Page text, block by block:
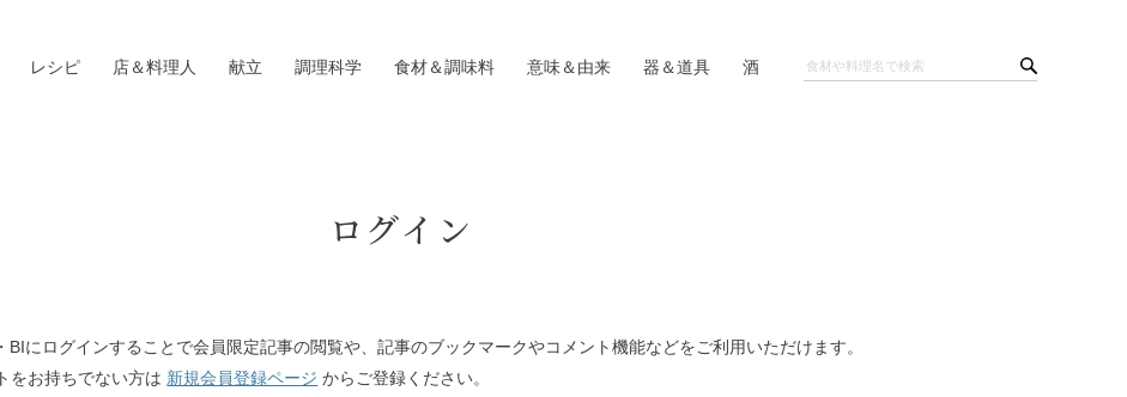
レシピ 店＆料理人 献立 調理科学 食材＆調味料 意味＆由来 器＆道具 酒
ログイン
BIにログインすることで会員限定記事の閲覧や、記事のブックマークやコメント機能などをご利用いただけます。
をお持ちでない方は 新規会員登録ページ からご登録ください。